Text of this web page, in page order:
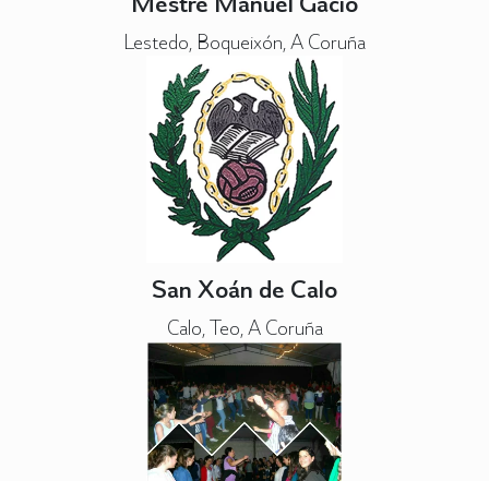
Lestedo, Boqueixón, A Coruña
San Xoán de Calo
Calo, Teo, A Coruña